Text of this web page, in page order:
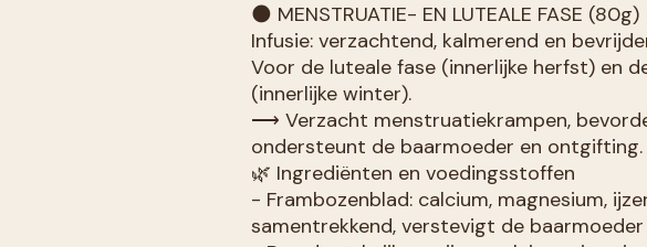
🌑 MENSTRUATIE- EN LUTEALE FASE (80g)
Infusie: verzachtend, kalmerend en
Voor de luteale fase (innerlijke herfst) en
(innerlijke winter).
⟶ Verzacht menstruatiekrampen,
ondersteunt de baarmoeder en ontgifting.
🌿 Ingrediënten en voedingsstoffen
- Frambozenblad: calcium, magnesium,
samentrekkend, verstevigt de baarmoeder